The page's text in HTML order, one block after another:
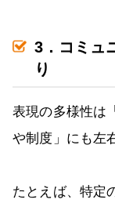
3．コミュ
り
表現の多様性は
や制度」にも左
たとえば、特定